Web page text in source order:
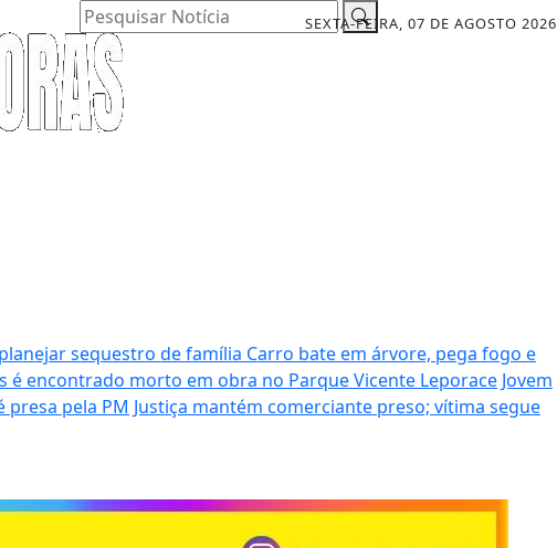
SEXTA-FEIRA, 07 DE AGOSTO 2026
Pesquisar Notícia
sequestro de família Carro bate em árvore, pega fogo e
é encontrado morto em obra no Parque Vicente Leporace Jovem
presa pela PM Justiça mantém comerciante preso; vítima segue